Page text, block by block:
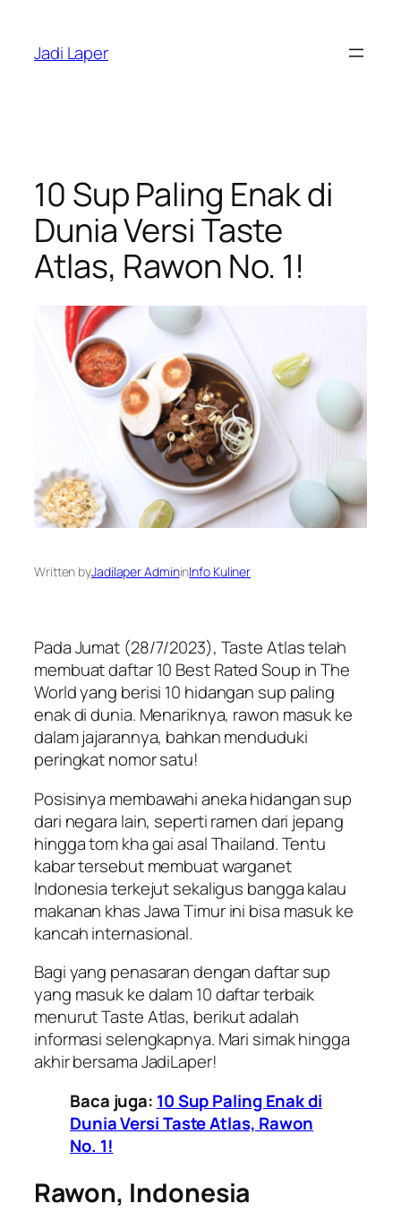
content
Jadi Laper
10 Sup Paling Enak di
Dunia Versi Taste
Atlas, Rawon No. 1!
Written byJadilaper AdmininInfo Kuliner
Pada Jumat (28/7/2023), Taste Atlas telah
membuat daftar10 Best Rated Soup in The
Worldyang berisi 10 hidangan sup paling
enak di dunia. Menariknya, rawon masuk ke
dalam jajarannya, bahkan menduduki
peringkat nomor satu!
Posisinya membawahi aneka hidangan sup
dari negara lain, seperti ramen dari jepang
hingga tom kha gai asal Thailand. Tentu
kabar tersebut membuat warganet
Indonesia terkejut sekaligus bangga kalau
makanan khas Jawa Timur ini bisa masuk ke
kancah internasional.
Bagi yang penasaran dengan daftar sup
yang masuk ke dalam 10 daftar terbaik
menurutTaste Atlas, berikut adalah
informasi selengkapnya. Mari simak hingga
akhir bersamaJadiLaper!
Baca juga: 10 Sup Paling Enak di
Dunia Versi Taste Atlas, Rawon
No. 1!
Rawon, Indonesia